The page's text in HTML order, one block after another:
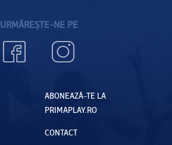
URMĂREȘTE-NE PE
ABONEAZĂ-TE LA
PRIMAPLAY.RO
CONTACT